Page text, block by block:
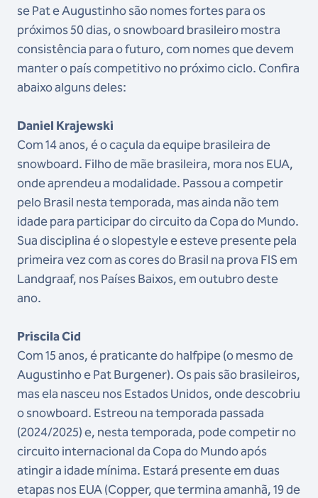
se Pat e Augustinho são nomes fortes para os
próximos 50 dias, o snowboard brasileiro mostra
consistência para o futuro, com nomes que devem
manter o país competitivo no próximo ciclo. Confira
abaixo alguns deles:
Daniel Krajewski
Com 14 anos, é o caçula da equipe brasileira de
snowboard. Filho de mãe brasileira, mora nos EUA,
onde aprendeu a modalidade. Passou a competir
pelo Brasil nesta temporada, mas ainda não tem
idade para participar do circuito da Copa do Mundo.
Sua disciplina é o slopestyle e esteve presente pela
primeira vez com as cores do Brasil na prova FIS em
Landgraaf, nos Países Baixos, em outubro deste
ano.
Priscila Cid
Com 15 anos, é praticante do halfpipe (o mesmo de
Augustinho e Pat Burgener). Os pais são brasileiros,
mas ela nasceu nos Estados Unidos, onde descobriu
o snowboard. Estreou na temporada passada
(2024/2025) e, nesta temporada, pode competir no
circuito internacional da Copa do Mundo após
atingir a idade mínima. Estará presente em duas
etapas nos EUA (Copper, que termina amanhã, 19 de